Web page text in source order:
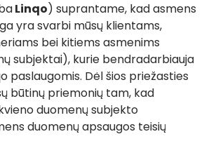
Linqo) suprantame, kad asmens
yra svarbi mūsų klientams,
bei kitiems asmenims
subjektai), kurie bendradarbiauja
paslaugomis. Dėl šios priežasties
būtinų priemonių tam, kad
duomenų subjekto
duomenų apsaugos teisių